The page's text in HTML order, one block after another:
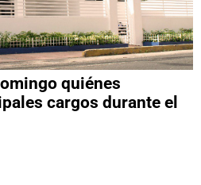
quiénes
cargos durante el